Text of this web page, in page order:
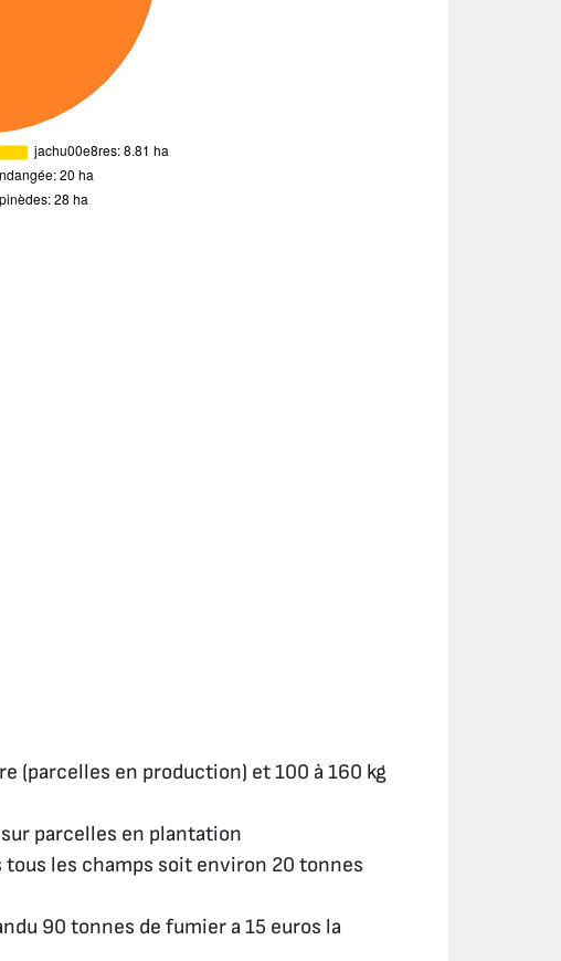
(parcelles en production) et 100 à 160 kg
parcelles en plantation
les champs soit environ 20 tonnes
90 tonnes de fumier a 15 euros la